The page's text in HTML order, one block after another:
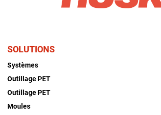
SOLUTIONS
Systèmes
Outillage PET
Outillage PET
Moules